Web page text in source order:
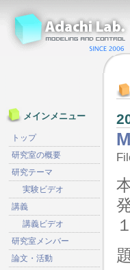
メインメニュー
トップ
研究室の概要
研究テーマ
実験ビデオ
講義
講義ビデオ
研究室メンバー
論文・活動